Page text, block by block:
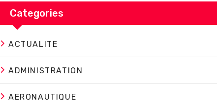
Categories
ACTUALITE
ADMINISTRATION
AERONAUTIQUE